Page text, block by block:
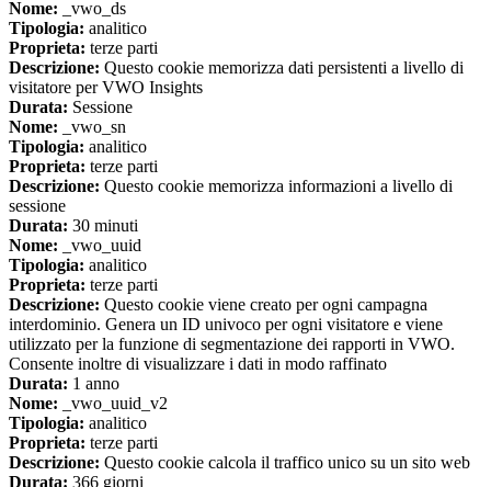
Nome: _vwo_ds
Tipologia: analitico
Proprieta: terze parti
Descrizione: Questo cookie memorizza dati persistenti a livello di
visitatore per VWO Insights
Durata: Sessione
Nome: _vwo_sn
Tipologia: analitico
Proprieta: terze parti
Descrizione: Questo cookie memorizza informazioni a livello di
sessione
Durata: 30 minuti
Nome: _vwo_uuid
Tipologia: analitico
Proprieta: terze parti
Descrizione: Questo cookie viene creato per ogni campagna
interdominio. Genera un ID univoco per ogni visitatore e viene
utilizzato per la funzione di segmentazione dei rapporti in VWO.
Consente inoltre di visualizzare i dati in modo raffinato
Durata: 1 anno
Nome: _vwo_uuid_v2
Tipologia: analitico
Proprieta: terze parti
Descrizione: Questo cookie calcola il traffico unico su un sito web
Durata: 366 giorni